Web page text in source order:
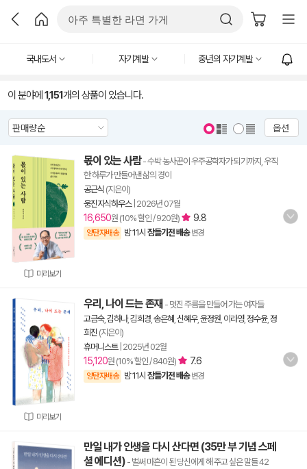
국내도서 자기계발 중년의 자기계발
이 분야에 1,151개의 상품이 있습니다.
옵션
미리보기
몫이 있는 사람- 수박 농사꾼이 우주공학자가 되기까지, 우직
한 하루가 만들어낸 삶의 경이
공근식 (지은이)
웅진지식하우스| 2026년 07월
16,650원 (10% 할인 / 920원) 9.8
양탄자배송 밤 11시 잠들기전 배송 변경
미리보기
우리, 나이 드는 존재 - 멋진 주름을 만들어 가는 여자들
고금숙, 김하나,김희경 송은혜 신혜우, 윤정원 이라영, 정수윤, 정
희진 (지은이)
휴머니스트| 2025년 02월
15,120원 (10% 할인 / 840원) 7.6
양탄자배송 밤 11시 잠들기전 배송 변경
만일 내가 인생을 다시 산다면 (35만 부 기념 스페
셜 에디션) - 벌써 마흔이 된 당신에게 해 주고 싶은 말들 42